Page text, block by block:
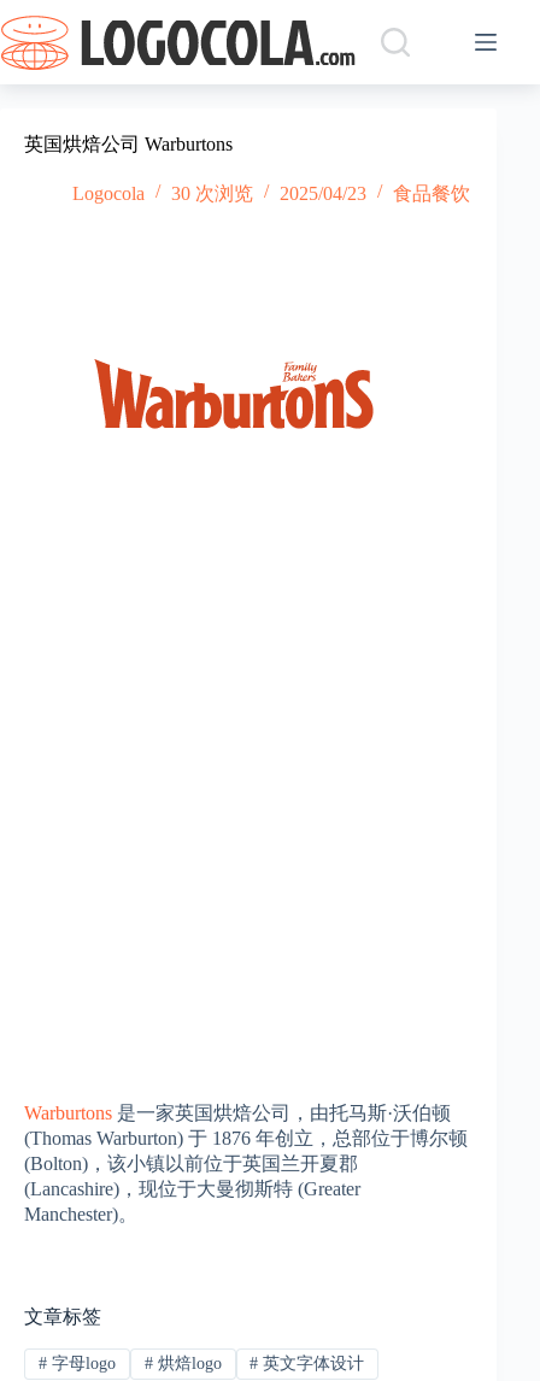
过
内
容
英国烘焙公司 Warburtons
Logocola 30 次浏览 2025/04/23 食品餐饮
Warburtons 是一家英国烘焙公司，由托马斯·沃伯顿
(Thomas Warburton) 于 1876 年创立，总部位于博尔顿
(Bolton)，该小镇以前位于英国兰开夏郡
(Lancashire)，现位于大曼彻斯特 (Greater
Manchester)。
文章标签
#字母logo #烘焙logo # 英文字体设计